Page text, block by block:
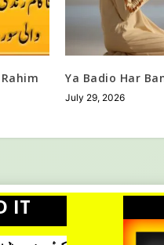
Ya Badio Har
July 29, 2026
IT